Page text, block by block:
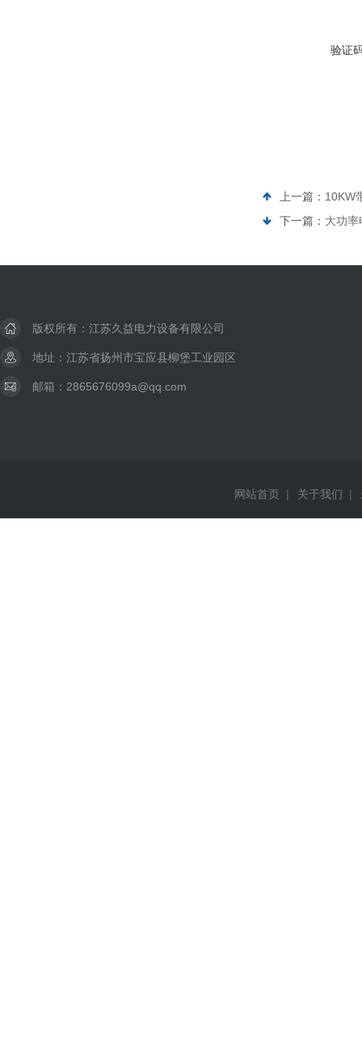
验证
上一篇： 10KW
下一篇： 大功率
版权所有：江苏久益电力设备有限公司
地址：江苏省扬州市宝应县柳堡工业园区
邮箱：2865676099a@qq.com
网站首页 | 关于我们 |